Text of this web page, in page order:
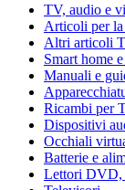
TV, audio e
Articoli per
Altri articoli
Smart home
Manuali e
Ricambi per
Dispositivi
Occhiali
Batterie e
Lettori DVD,